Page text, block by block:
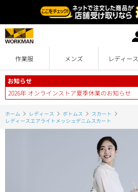
作業服 メンズ レディース
お知らせ
2026年 オンラインストア夏季休業のお知らせ
ホーム レディース ボトムス
スカート
レディースエアライトメッシュデニムスカート